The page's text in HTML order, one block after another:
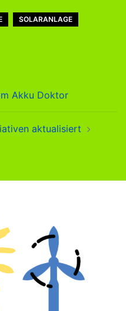
SOLARANLAGE
Akku Doktor
aktualisiert